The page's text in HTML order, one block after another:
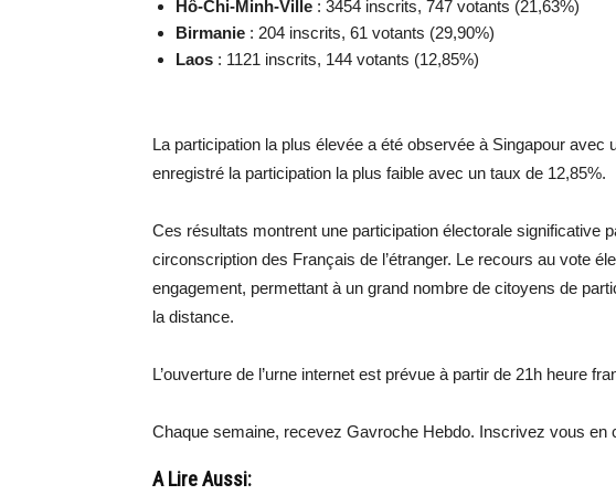
Hô-Chi-Minh-Ville : 3454 inscrits, 747 votants (21,63%)
Birmanie : 204 inscrits, 61 votants (29,90%)
Laos : 1121 inscrits, 144 votants (12,85%)
La participation la plus élevée a été observée à Singapour avec
enregistré la participation la plus faible avec un taux de 12,85%.
Ces résultats montrent une participation électorale significative
circonscription des Français de l’étranger. Le recours au vote
engagement, permettant à un grand nombre de citoyens de
la distance.
L’ouverture de l’urne internet est prévue à partir de 21h heure
Chaque semaine, recevez Gavroche Hebdo. Inscrivez vous en
A Lire Aussi: